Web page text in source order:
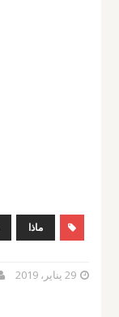
ماذا
29 يناير، 2019